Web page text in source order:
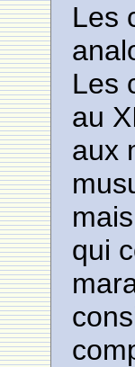
Les
Les
au
aux
qui